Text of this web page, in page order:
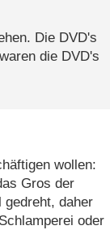
Die DVD's
die DVD's
wollen:
Gros der
daher
oder